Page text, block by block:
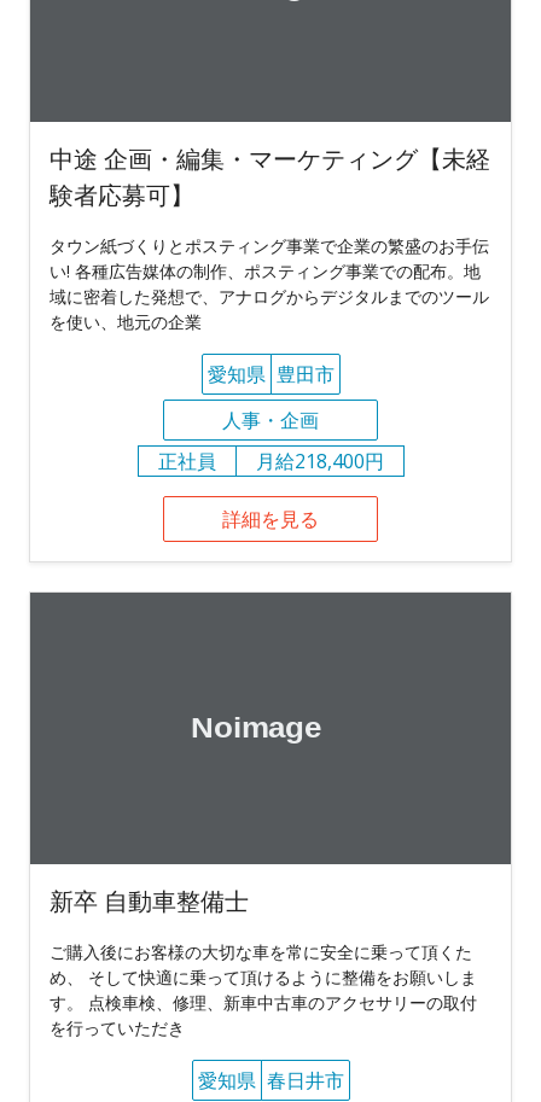
中途 企画・編集・マーケティング【未経
験者応募可】
タウン紙づくりとポスティング事業で企業の繁盛のお手伝
い! 各種広告媒体の制作、ポスティング事業での配布。地
域に密着した発想で、アナログからデジタルまでのツール
を使い、地元の企業
愛知県 豊田市
人事・企画
正社員
月給218,400円
詳細を見る
新卒 自動車整備士
ご購入後にお客様の大切な車を常に安全に乗って頂くた
め、 そして快適に乗って頂けるように整備をお願いしま
す。 点検車検、修理、新車中古車のアクセサリーの取付
を行っていただき
愛知県 春日井市